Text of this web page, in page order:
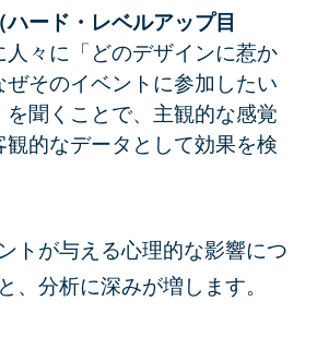
ード・レベルアップ目
人々に「どのデザインに惹か
ぜそのイベントに参加したい
聞くことで、 主観的な感覚
観的なデータ として効果を検
トが与える心理的な影響につ
、分析に深みが増します。